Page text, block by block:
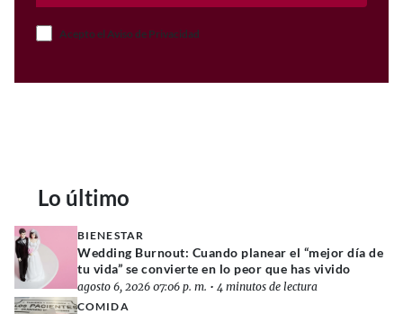
Acepto el Aviso de Privacidad
Lo último
BIENESTAR
Wedding Burnout: Cuando planear el “mejor día de
tu vida” se convierte en lo peor que has vivido
agosto 6, 2026 07:06 p. m. • 4 minutos de lectura
COMIDA